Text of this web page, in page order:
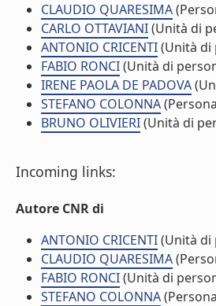
CLAUDIO QUARESIMA
CARLO OTTAVIANI(Unità di
ANTONIO CRICENTI(Unità di
FABIO RONCI(Unità di
IRENE PAOLA DE PADOVA
STEFANO COLONNA
BRUNO OLIVIERI(Unità di
Incoming links:
Autore CNR di
ANTONIO CRICENTI(Unità di
CLAUDIO QUARESIMA
FABIO RONCI(Unità di
STEFANO COLONNA